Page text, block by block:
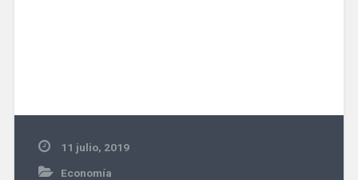
11 julio, 2019
Economía